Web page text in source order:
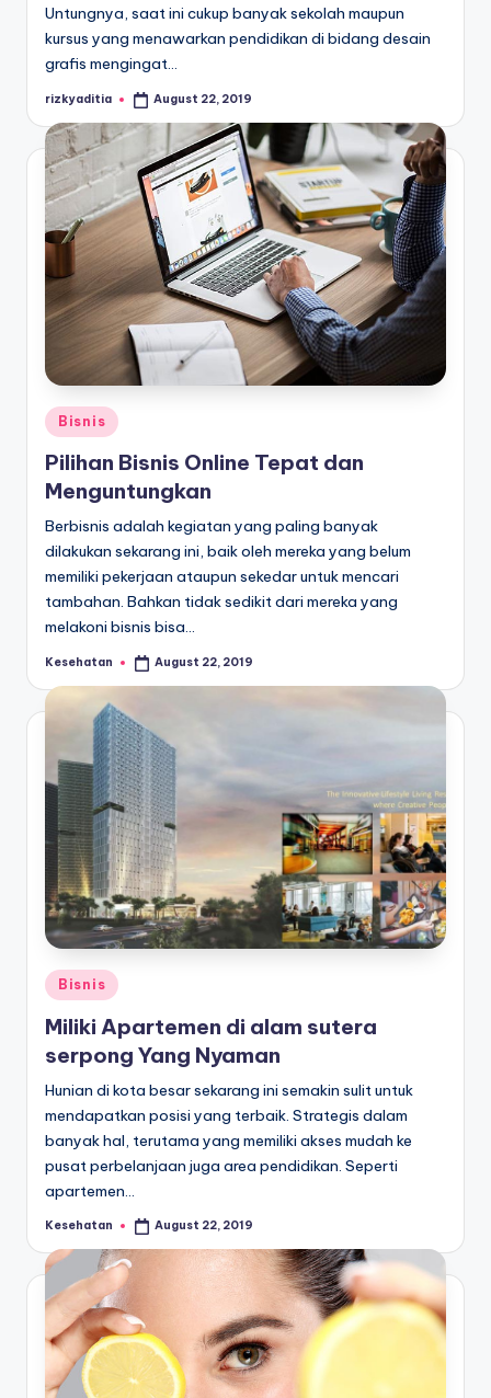
Untungnya, saat ini cukup banyak sekolah maupun
kursus yang menawarkan pendidikan di bidang desain
grafis mengingat…
Posted
rizkyaditia August 22, 2019
Posted
in
Bisnis
Pilihan Bisnis Online Tepat dan
Menguntungkan
Berbisnis adalah kegiatan yang paling banyak
dilakukan sekarang ini, baik oleh mereka yang belum
memiliki pekerjaan ataupun sekedar untuk mencari
tambahan. Bahkan tidak sedikit dari mereka yang
melakoni bisnis bisa…
Posted
Kesehatan August 22, 2019
Posted
in
Bisnis
Miliki Apartemen di alam sutera
serpong Yang Nyaman
Hunian di kota besar sekarang ini semakin sulit untuk
mendapatkan posisi yang terbaik. Strategis dalam
banyak hal, terutama yang memiliki akses mudah ke
pusat perbelanjaan juga area pendidikan. Seperti
apartemen…
Posted
Kesehatan August 22, 2019